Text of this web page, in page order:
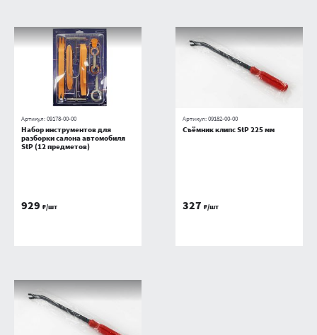
Артикул:09178-00-00
Набор инструментов для
разборки салона автомобиля
StP (12 предметов)
929 ₽/шт
Артикул:09182-00-00
Съёмник клипс StP 225 мм
327 ₽/шт